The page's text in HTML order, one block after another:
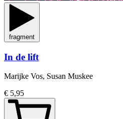
fragment
In de lift
Marijke Vos, Susan Muskee
€ 5,95